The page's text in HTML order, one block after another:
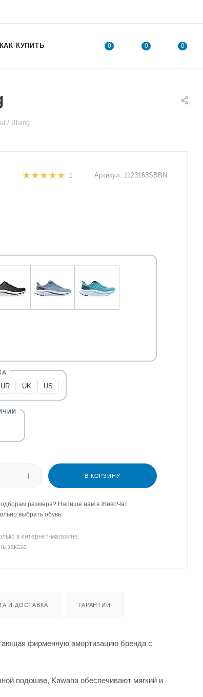
0 0 0
КАК КУПИТЬ
/ Bluing
1 Артикул: 1123163SBBN
UK US
В КОРЗИНУ
размера? Напише нам в ЖивоЧат.
выбрать обувь.
в интернет-магазине.
заказа
И ДОСТАВКА ГАРАНТИИ
фирменную амортизацию бренда с
подошве, Kawana обеспечивают мягкий и